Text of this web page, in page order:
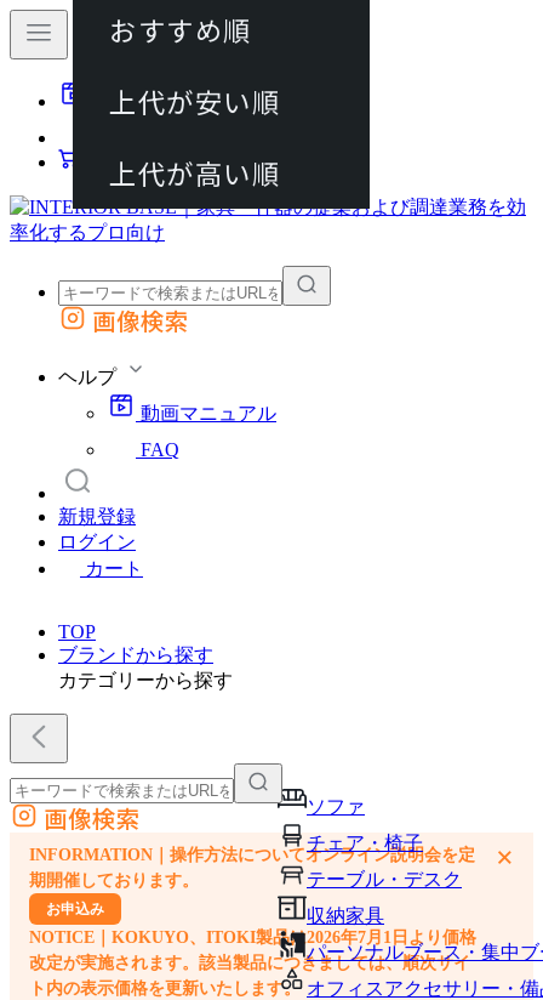
動画マニュアル
カート
外部サイトの商品をカートに追加
画像検索
ヘルプ
動画マニュアル
FAQ
新規登録
ログイン
カート
TOP
ブランドから探す
カテゴリーから探す
ソファ
チェア・椅子
テーブル・デスク
収納家具
パーソナルブース・集中
オフィスアクセサリー・備
外部サイトの商品をカートに追加
他のサイトで見つけた商品ページのURLを貼り付けて、カートに追加できます
画像検索
INFORMATION｜操作方法についてオンライン説明会を定
期開催しております。
お申込み
NOTICE｜KOKUYO、ITOKI製品は2026年7月1日より価格
改定が実施されます。該当製品につきましては、順次サイ
ト内の表示価格を更新いたします。
×
おすすめ順
上代が安い順
上代が高い順